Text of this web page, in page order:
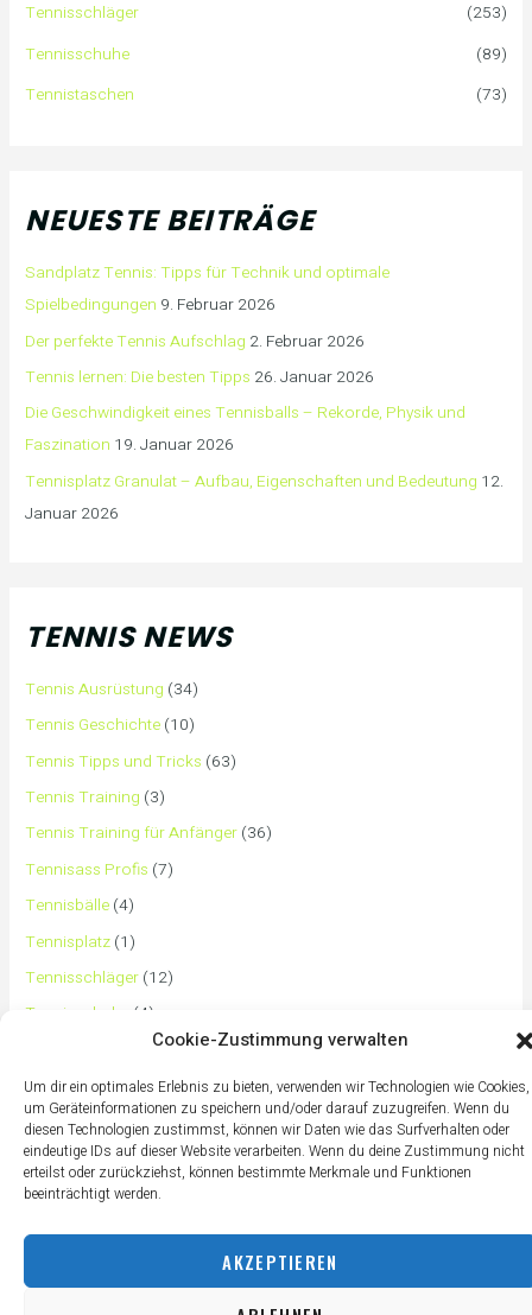
Cookie-Zustimmung verwalten
Um dir ein optimales Erlebnis zu bieten, verwenden wir Technologien wie Cookies,
um Geräteinformationen zu speichern und/oder darauf zuzugreifen. Wenn du
diesen Technologien zustimmst, können wir Daten wie das Surfverhalten oder
eindeutige IDs auf dieser Website verarbeiten. Wenn du deine Zustimmung nicht
erteilst oder zurückziehst, können bestimmte Merkmale und Funktionen
beeinträchtigt werden.
AKZEPTIEREN
Tennisschläger
(253)
Tennisschuhe
(89)
Tennistaschen
(73)
NEUESTE BEITRÄGE
Sandplatz Tennis: Tipps für Technik und optimale
Spielbedingungen 9. Februar 2026
Der perfekte Tennis Aufschlag 2. Februar 2026
Tennis lernen: Die besten Tipps 26. Januar 2026
Die Geschwindigkeit eines Tennisballs – Rekorde, Physik und
Faszination 19. Januar 2026
Tennisplatz Granulat – Aufbau, Eigenschaften und Bedeutung 12.
Januar 2026
TENNIS NEWS
Tennis Ausrüstung (34)
Tennis Geschichte (10)
Tennis Tipps und Tricks (63)
Tennis Training (3)
Tennis Training für Anfänger (36)
Tennisass Profis (7)
Tennisbälle (4)
Tennisplatz (1)
Tennisschläger (12)
Tennisschuhe
(4)
(2)
Tennisurlaub(1)